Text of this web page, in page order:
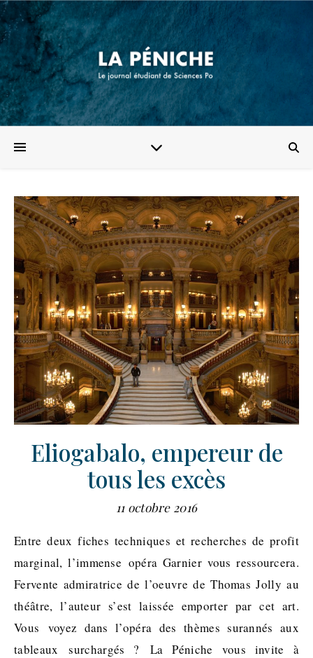
Eliogabalo, empereur de
tous les excès
11 octobre 2016
Entre deux fiches techniques et recherches de profit
marginal, l’immense opéra Garnier vous ressourcera.
Fervente admiratrice de l’oeuvre de Thomas Jolly au
théâtre, l’auteur s’est laissée emporter par cet art.
Vous voyez dans l’opéra des thèmes surannés aux
tableaux surchargés ? La Péniche vous invite à